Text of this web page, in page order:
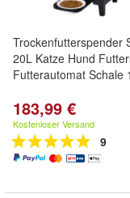
Trockenfutterspender
20L Katze Hund
Futterautomat Schale
183,99 €
Kostenloser Versand
9